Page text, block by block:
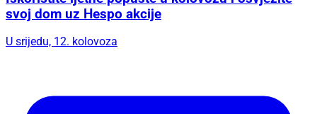
svoj dom uz Hespo akcije
U srijedu, 12. kolovoza